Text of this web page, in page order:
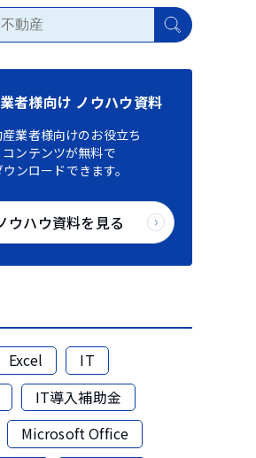
者様向け ノウハウ資料
業者様向けのお役立ち
コンテンツが無料で
ウンロードできます。
ウハウ資料を見る
Excel
IT
IT導入補助金
Microsoft Office